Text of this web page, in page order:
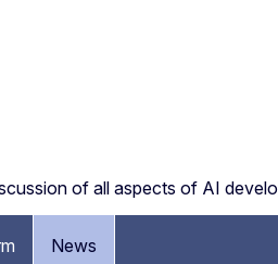
of all aspects of AI
News